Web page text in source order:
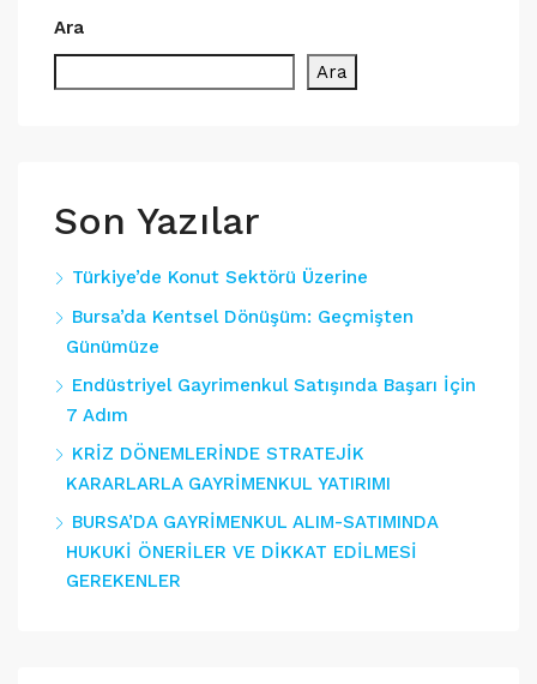
Ara
Ara
Son Yazılar
Türkiye’de Konut Sektörü Üzerine
Bursa’da Kentsel Dönüşüm: Geçmişten
Günümüze
Endüstriyel Gayrimenkul Satışında Başarı İçin
7 Adım
KRİZ DÖNEMLERİNDE STRATEJİK
KARARLARLA GAYRİMENKUL YATIRIMI
BURSA’DA GAYRİMENKUL ALIM-SATIMINDA
HUKUKİ ÖNERİLER VE DİKKAT EDİLMESİ
GEREKENLER